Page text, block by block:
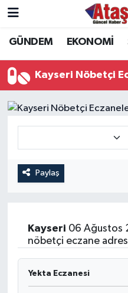
GÜNDEM EKONOMİ
Kayseri Nöbetçi
Paylaş
Kayseri 06 Ağustos
nöbetçi eczane
Yekta Eczanesi
Hava Durumu
Trafik Durumu
Süper Lig Puan
Son Dakika Haberleri